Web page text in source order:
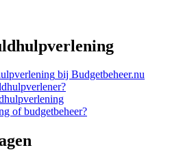
bij Budgetbeheer.nu
of budgetbeheer?